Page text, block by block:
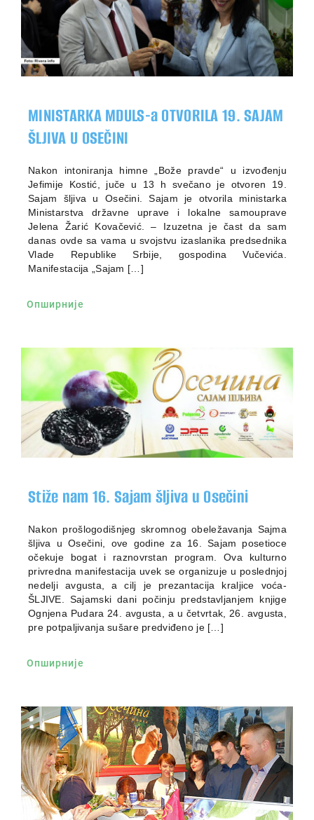
MINISTARKA MDULS-a OTVORILA 19. SAJAM
ŠLJIVA U OSEČINI
Nakon intoniranja himne „Bože pravde“ u izvođenju
Jefimije Kostić, juče u 13 h svečano je otvoren 19.
Sajam šljiva u Osečini. Sajam je otvorila ministarka
Ministarstva državne uprave i lokalne samouprave
Jelena Žarić Kovačević. – Izuzetna je čast da sam
danas ovde sa vama u svojstvu izaslanika predsednika
Vlade Republike Srbije, gospodina Vučevića.
Manifestacija „Sajam […]
Опширније
Stiže nam 16. Sajam šljiva u Osečini
Nakon prošlogodišnjeg skromnog obeležavanja Sajma
šljiva u Osečini, ove godine za 16. Sajam posetioce
očekuje bogat i raznovrstan program. Ova kulturno
privredna manifestacija uvek se organizuje u poslednjoj
nedelji avgusta, a cilj je prezantacija kraljice voća-
ŠLJIVE. Sajamski dani počinju predstavljanjem knjige
Ognjena Pudara 24. avgusta, a u četvrtak, 26. avgusta,
pre potpaljivanja sušare predviđeno je […]
Опширније